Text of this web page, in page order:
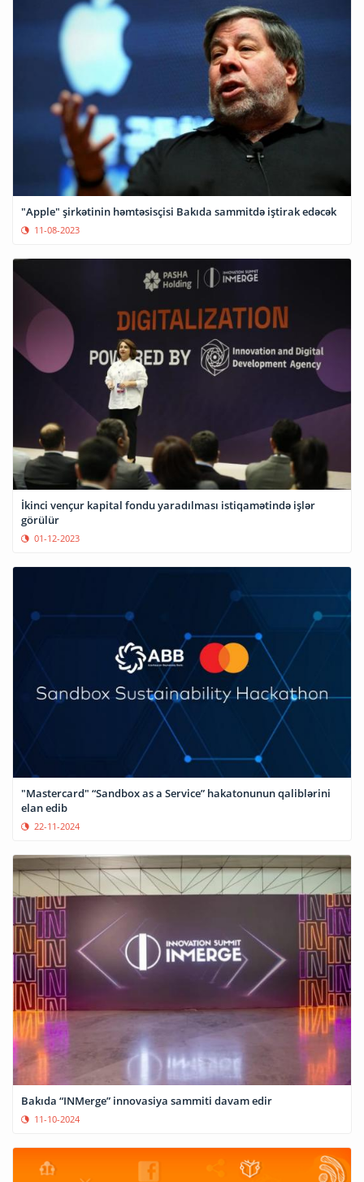
"Apple" şirkətinin həmtəsisçisi Bakıda sammitdə iştirak edəcək
11-08-2023
İkinci vençur kapital fondu yaradılması istiqamətində işlər
görülür
01-12-2023
"Mastercard" “Sandbox as a Service” hakatonunun qaliblərini
elan edib
22-11-2024
Bakıda “INMerge” innovasiya sammiti davam edir
11-10-2024